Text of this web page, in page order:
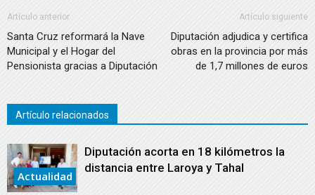
Artículo anterior
Santa Cruz reformará la Nave
Municipal y el Hogar del
Pensionista gracias a Diputación
Artículo siguiente
Diputación adjudica y certifica
obras en la provincia por más
de 1,7 millones de euros
Artículo relacionados
Actualidad
Diputación acorta en 18 kilómetros la
distancia entre Laroya y Tahal